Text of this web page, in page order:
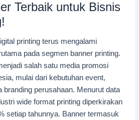
Terbaik untuk Bisnis
printing terus mengalami
pada segmen banner printing.
salah satu media promosi
mulai dari kebutuhan event,
branding perusahaan. Menurut data
wide format printing diperkirakan
setiap tahunnya. Banner termasuk